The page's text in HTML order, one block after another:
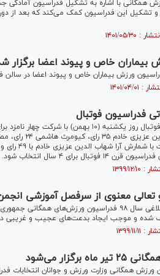
همگانی با اشاره به تشکیل فدراسیون آمادگی
تشکیل این فدراسیون کمک می‌کند که بعد از دوره
بیماران خاص و پیوند اعضا برگزار
ورزش بیماران خاص و پیوند اعضا در سالن
فدراسیون فوتبال
مجمع انتخاباتی فدراسیون فوتبال روز
برای ۴ سال انتخاب شود.
معنوی از سرفصل آموزشی
بر اساس آیین نامه جدید ابلاغی سال ۹۸
شده و موجب ایجاد بدعت‌های عجیب و
می‌شود
وزارت ورزش و جوانان انتخابات فدراسیون ورزش‌های